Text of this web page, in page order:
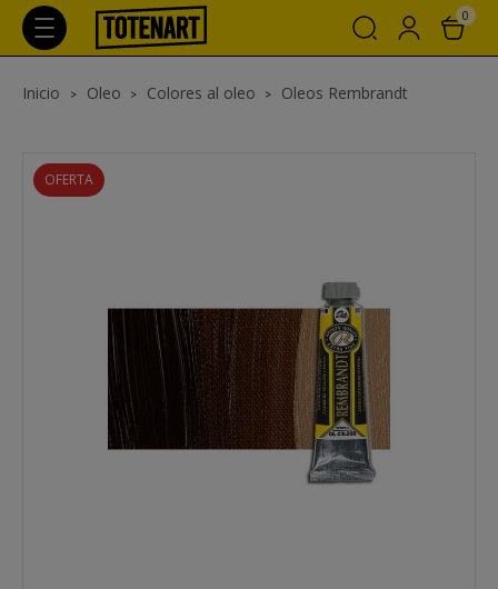
0
Inicio Oleo Colores al oleo Oleos Rembrandt
OFERTA